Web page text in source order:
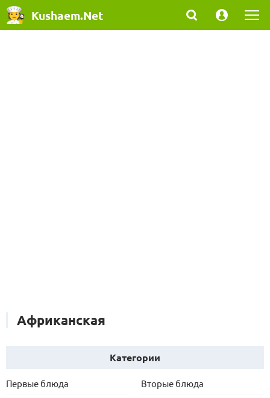
Kushaem.Net
Африканская
Категории
Первые блюда
Вторые блюда